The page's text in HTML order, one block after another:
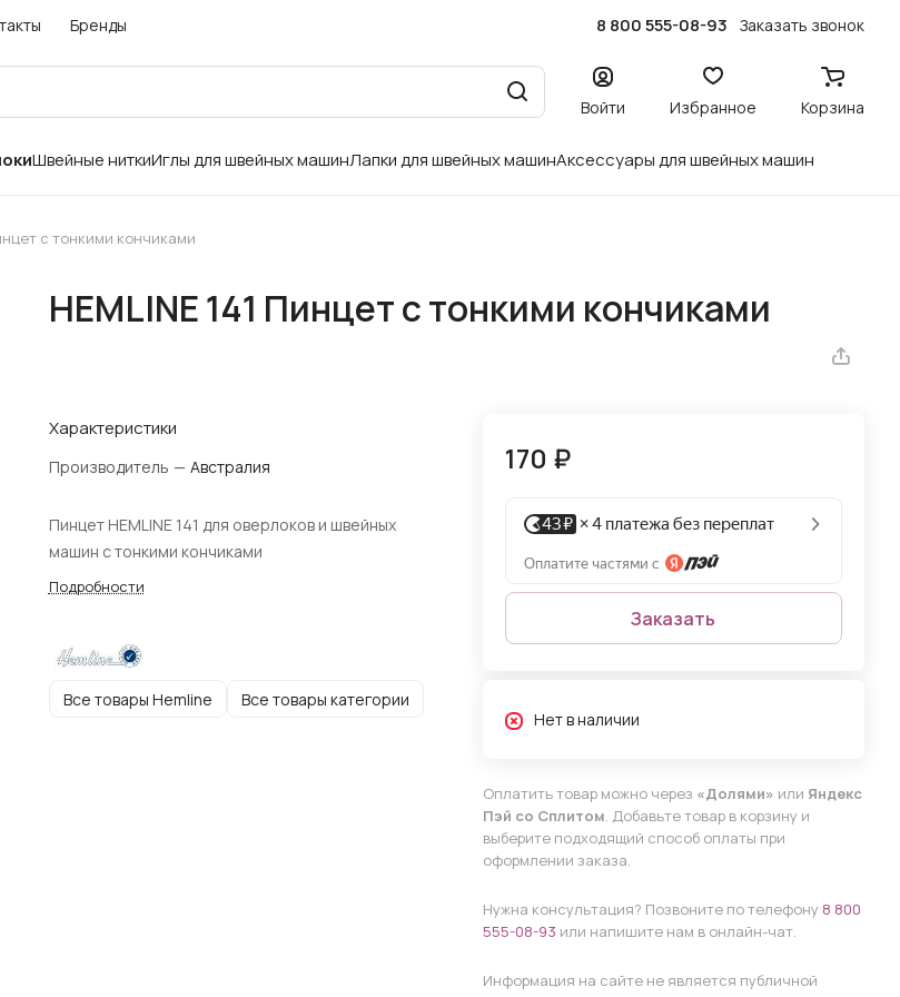
Бренды 8 800 555-08-93 Заказать звонок
Войти Избранное Корзина
Швейные ниткиИглы для швейных машинЛапки для швейных машинАксессуары для швейных машин
с тонкими кончиками
HEMLINE 141 Пинцет с тонкими кончиками
Характеристики
Производитель — Австралия
Пинцет HEMLINE 141 для оверлоков и швейных
машин с тонкими кончиками
Подробности
Все товары Hemline Все товары категории
170 ₽
Заказать
Нет в наличии
Оплатить товар можно через «Долями» или Яндекс
Пэй со Сплитом. Добавьте товар в корзину и
выберите подходящий способ оплаты при
оформлении заказа.
Нужна консультация? Позвоните по телефону 8 800
555-08-93 или напишите нам в онлайн-чат.
Информация на сайте не является публичной